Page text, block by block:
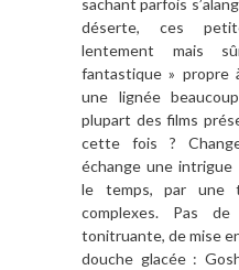
déserte, ces
lentement mais
fantastique » propre
une lignée
plupart des films
cette fois ?
échange une intrigue
le temps, par une
complexes. Pas
tonitruante, de mise
douche glacée :